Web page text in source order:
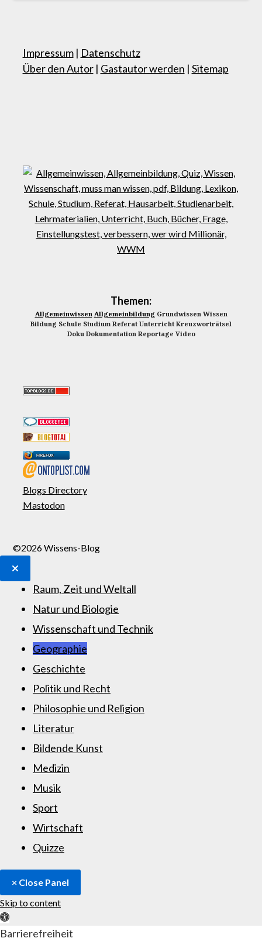
Impressum| Datenschutz
Über den Autor| Gastautor werden | Sitemap
Themen:
Allgemeinwissen Allgemeinbildung Grundwissen Wissen
Bildung Schule Studium Referat Unterricht Kreuzworträtsel
Doku Dokumentation Reportage Video
FIREFOX
Blogs Directory
Mastodon
©2026 Wissens-Blog
Raum, Zeit und Weltall
Natur und Biologie
Wissenschaft und Technik
Geographie
Geschichte
Politik und Recht
Philosophie und Religion
Literatur
Bildende Kunst
Medizin
Musik
Sport
Wirtschaft
Quizze
× Close Panel
Skip to content
Open toolbar
Barrierefreiheit